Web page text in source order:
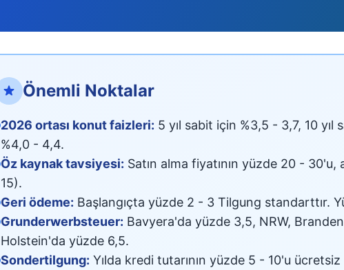
Önemli Noktalar
2026 ortası konut faizleri: 5 yıl sabit için %3,5 - 3,7, 10
%4,0 - 4,4.
Öz kaynak tavsiyesi: Satın alma fiyatının yüzde 20 -
15).
Geri ödeme: Başlangıçta yüzde 2 - 3 Tilgung standarttır.
Grunderwerbsteuer: Bavyera'da yüzde 3,5, NRW,
Holstein'da yüzde 6,5.
Sondertilgung: Yılda kredi tutarının yüzde 5 - 10'u